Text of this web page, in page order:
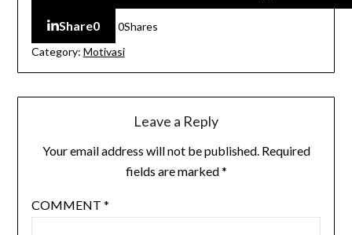
Share0 0Shares
Category: Motivasi
Leave a Reply
Your email address will not be published. Required
fields are marked*
COMMENT *